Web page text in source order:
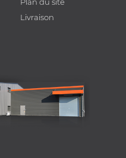
Plan du site
Livraison